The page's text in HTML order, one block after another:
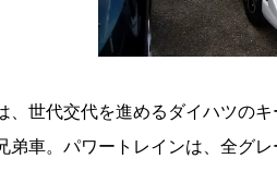
、世代交代を進めるダイハツの
弟車。パワートレインは、全グ